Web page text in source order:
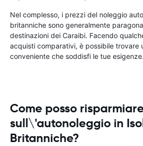
Nel complesso, i prezzi del noleggio
britanniche sono generalmente
destinazioni dei Caraibi. Facendo
acquisti comparativi, è possibile trovare
conveniente che soddisfi le tue esigenze.
Come posso
sull\'autonoleggio in
Britanniche?